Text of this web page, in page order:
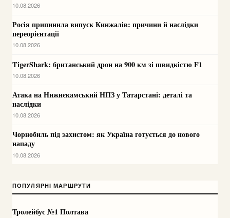
10.08.2026
Росія припинила випуск Кинжалів: причини й наслідки
переорієнтації
10.08.2026
TigerShark: британський дрон на 900 км зі швидкістю F1
10.08.2026
Атака на Нижнєкамський НПЗ у Татарстані: деталі та
наслідки
10.08.2026
Чорнобиль під захистом: як Україна готується до нового
нападу
10.08.2026
ПОПУЛЯРНІ МАРШРУТИ
Тролейбус №1 Полтава